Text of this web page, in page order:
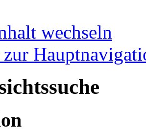
wechseln